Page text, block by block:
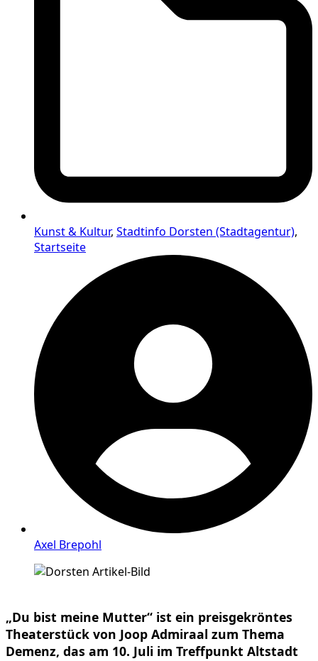
Kunst & Kultur, Stadtinfo Dorsten (Stadtagentur),
Startseite
Axel Brepohl
„Du bist meine Mutter“ ist ein preisgekröntes
Theaterstück von Joop Admiraal zum Thema
Demenz, das am 10. Juli im Treffpunkt Altstadt